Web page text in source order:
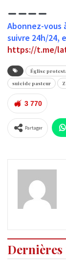
Abonnez-vous
suivre 24h/24,
https://t.me/
Église
suicide pasteur
3 770
Partager